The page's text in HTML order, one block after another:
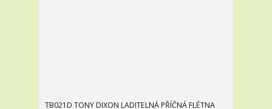
TB021D TONY DIXON LADITELNÁ PŘÍČNÁ FLÉTNA